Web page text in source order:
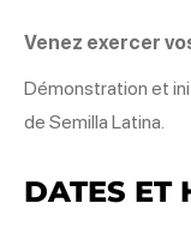
Venez exercer
Démonstration et
de Semilla Latina.
DATES ET